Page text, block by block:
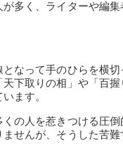
多く、ライターや編
なって手のひらを横
下取りの相」や「百握
ます。
の人を惹きつける圧倒
せんが、そうした苦